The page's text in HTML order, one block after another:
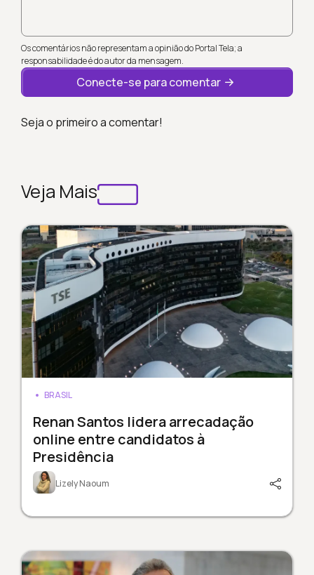
Os comentários não representam a opinião do Portal Tela; a
responsabilidade é do autor da mensagem.
Conecte-se para comentar
Seja o primeiro a comentar!
Veja Mais
BRASIL
Renan Santos lidera arrecadação
online entre candidatos à
Presidência
Lizely Naoum